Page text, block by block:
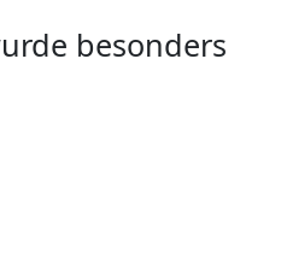
besonders